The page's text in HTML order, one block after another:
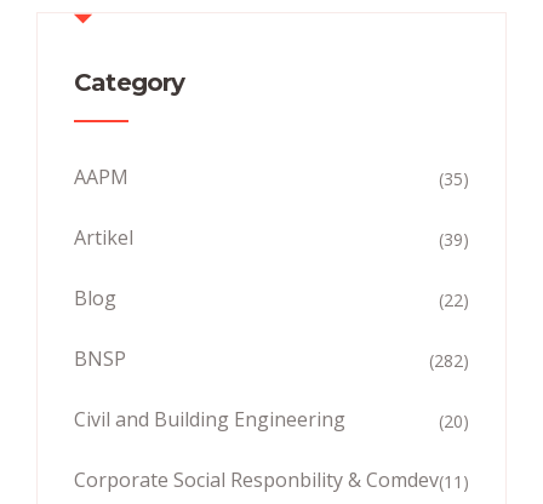
Category
AAPM (35)
Artikel (39)
Blog (22)
BNSP (282)
Civil and Building Engineering (20)
Corporate Social Responbility & Comdev(11)